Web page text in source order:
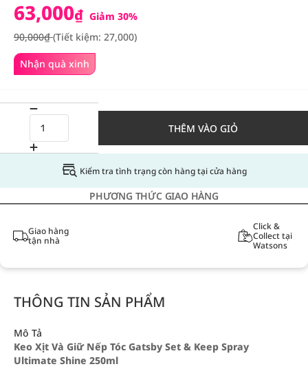
Nhận quà xinh
63,000₫ Giảm 30%
90,000₫(Tiết kiệm: 27,000)
THÊM VÀO GIỎ
Kiểm tra tình trạng còn hàng tại cửa hàng
PHƯƠNG THỨC GIAO HÀNG
Giao hàng
tận nhà
Click &
Collect tại
Watsons
THÔNG TIN SẢN PHẨM
Mô Tả
Keo Xịt Và Giữ Nếp Tóc Gatsby Set & Keep Spray
Ultimate Shine 250ml